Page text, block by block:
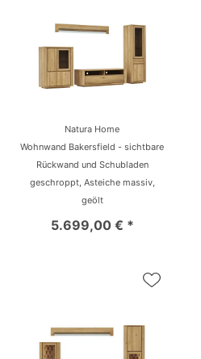
Natura Home
Wohnwand Bakersfield - sichtbare
Rückwand und Schubladen
geschroppt, Asteiche massiv,
geölt
5.699,00 € *